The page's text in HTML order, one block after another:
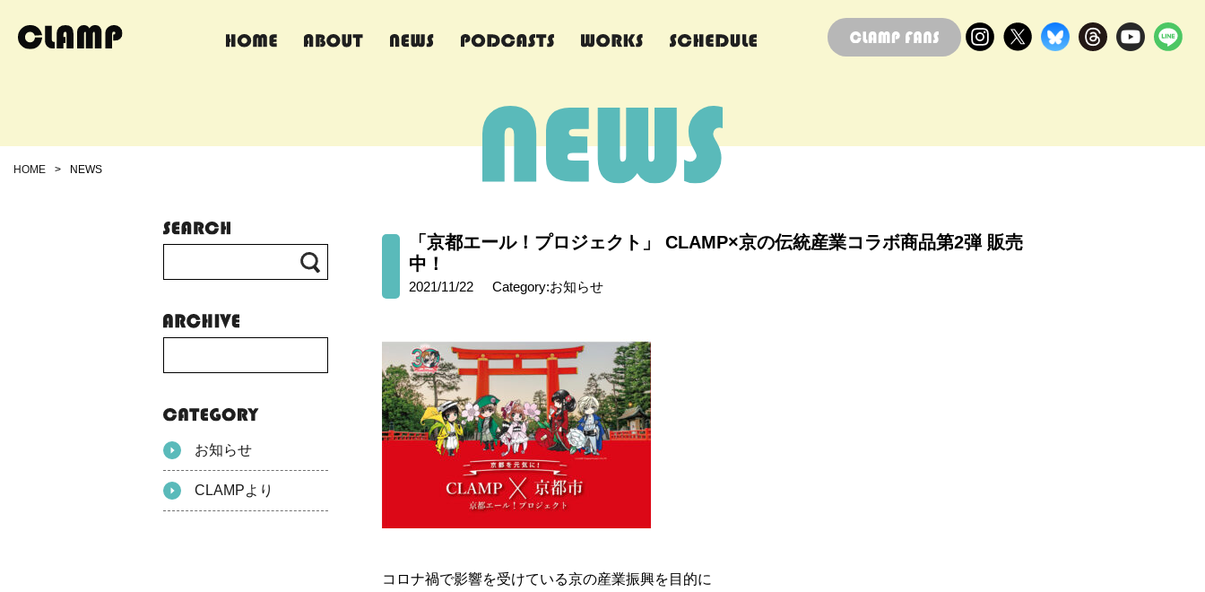
HOME > NEWS
「京都エール！プロジェクト」 CLAMP×京の伝統産業コラボ商品第2弾 販売
中！
2021/11/22 Category:お知らせ
コロナ禍で影響を受けている京の産業振興を目的に
お知らせ
CLAMPより